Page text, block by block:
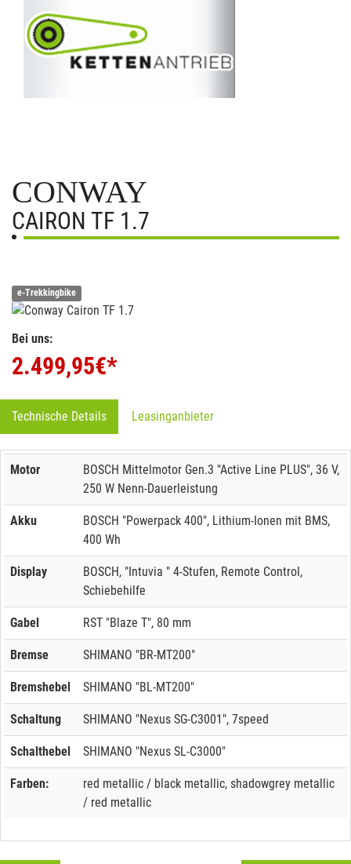
CONWAY
CAIRON TF 1.7
e-Trekkingbike
Bei uns:
2.499,95€*
Technische Details Leasinganbieter
Motor
BOSCH Mittelmotor Gen.3 "Active Line PLUS", 36 V,
250 W Nenn-Dauerleistung
Akku
BOSCH "Powerpack 400", Lithium-Ionen mit BMS,
400 Wh
Display
BOSCH, "Intuvia " 4-Stufen, Remote Control,
Schiebehilfe
Gabel RST "Blaze T", 80 mm
Bremse SHIMANO "BR-MT200"
Bremshebel SHIMANO "BL-MT200"
Schaltung SHIMANO "Nexus SG-C3001", 7speed
Schalthebel SHIMANO "Nexus SL-C3000"
Farben:
red metallic / black metallic, shadowgrey metallic
/ red metallic